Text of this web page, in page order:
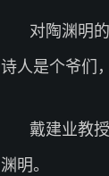
对陶渊明
诗人是个爷们
戴建业教
渊明。